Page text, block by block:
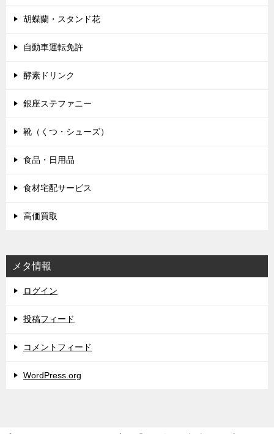
胡蝶蘭・スタンド花
自動車運転免許
酵素ドリンク
銀座ステファニー
靴（くつ・シューズ）
食品・日用品
食材宅配サービス
高価買取
メタ情報
ログイン
投稿フィード
コメントフィード
WordPress.org